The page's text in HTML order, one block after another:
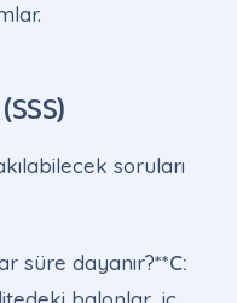
soruları
süre dayanır?**C: